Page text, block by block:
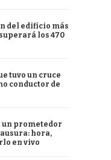
del edificio más
los 470
tuvo un cruce
conductor de
un prometedor
hora,
en vivo